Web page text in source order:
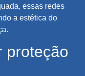
essas redes
a estética do
proteção